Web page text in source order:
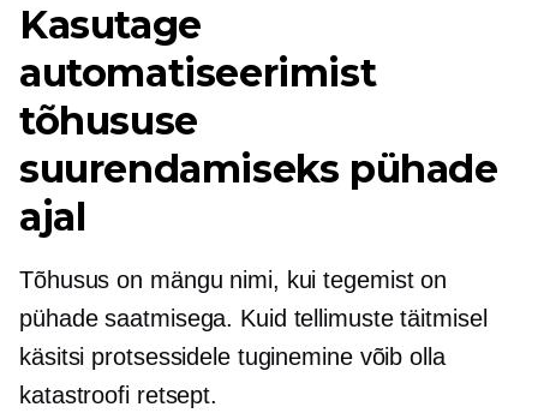
Kasutage
automatiseerimist
tõhususe
suurendamiseks pühade
ajal
Tõhusus on mängu nimi, kui tegemist on
pühade saatmisega. Kuid tellimuste täitmisel
käsitsi protsessidele tuginemine võib olla
katastroofi retsept.